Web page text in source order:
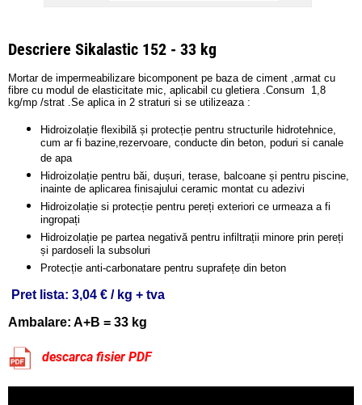
Descriere Sikalastic 152 - 33 kg
Mortar de impermeabilizare bicomponent pe baza de ciment ,armat cu
fibre cu modul de elasticitate mic, aplicabil cu gletiera .Consum 1,8
kg/mp /strat .Se aplica in 2 straturi si se utilizeaza :
Hidroizolație flexibilă și protecție pentru structurile hidrotehnice,
cum ar fi bazine,rezervoare, conducte din beton, poduri si canale
de apa
Hidroizolație pentru băi, dușuri, terase, balcoane și pentru piscine,
inainte de aplicarea finisajului ceramic montat cu adezivi
Hidroizolație si protecție pentru pereți exteriori ce urmeaza a fi
ingropați
Hidroizolație pe partea negativă pentru infiltrații minore prin pereți
și pardoseli la subsoluri
Protecție anti-carbonatare pentru suprafețe din beton
Pret lista: 3,04 € / kg + tva
Ambalare: A+B = 33 kg
descarca fisier PDF